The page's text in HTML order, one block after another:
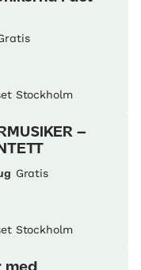
Stockholm
–
Gratis
Stockholm
med